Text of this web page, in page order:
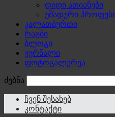
დიდი ათიანები
უმადური
კალათბურთი
რაგბი
ბლოგი
ჟურნალი
ფოტოგალერეა
ძებნა
ჩვენ შესახებ
კონტაქტი